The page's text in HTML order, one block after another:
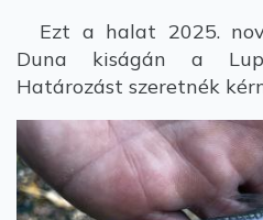
Ezt a halat 2025.
Duna kiságán a
Határozást szeretnék